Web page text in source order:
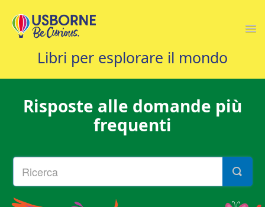
Risposte alle domande più
frequenti